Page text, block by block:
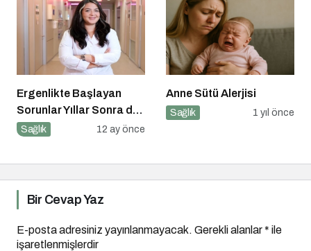
Ergenlikte Başlayan
Sorunlar Yıllar Sonra da
Sizi Takip Ediyorsa
Sağlık 12 ay önce
Anne Sütü Alerjisi
Sağlık 1 yıl önce
Bir Cevap Yaz
E-posta adresiniz yayınlanmayacak. Gerekli alanlar* ile
işaretlenmişlerdir